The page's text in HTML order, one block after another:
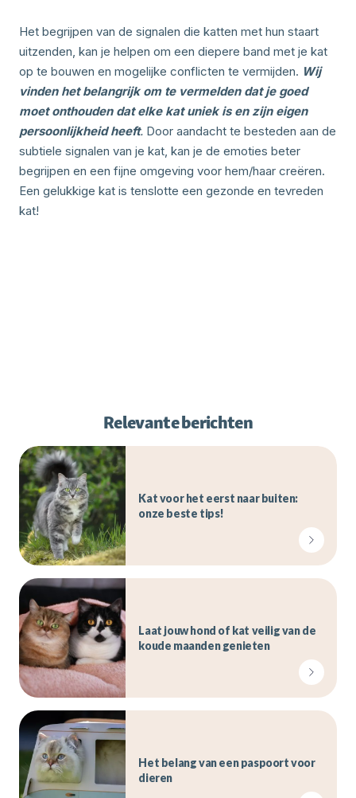
Het begrijpen van de signalen die katten met hun staart
uitzenden, kan je helpen om een diepere band met je kat
op te bouwen en mogelijke conflicten te vermijden. Wij
vinden het belangrijk om te vermelden dat je goed
moet onthouden dat elke kat uniek is en zijn eigen
persoonlijkheid heeft. Door aandacht te besteden aan de
subtiele signalen van je kat, kan je de emoties beter
begrijpen en een fijne omgeving voor hem/haar creëren.
Een gelukkige kat is tenslotte een gezonde en tevreden
kat!
Relevante berichten
Kat voor het eerst naar buiten:
onze beste tips!
Laat jouw hond of kat veilig van de
koude maanden genieten
Het belang van een paspoort voor
dieren